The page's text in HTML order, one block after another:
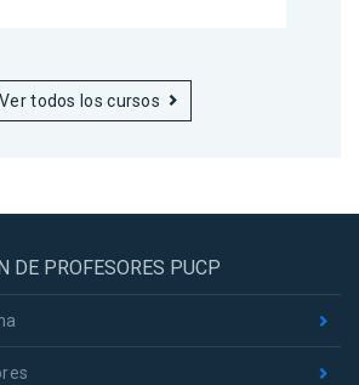
Ver todos los cursos
DE PROFESORES PUCP